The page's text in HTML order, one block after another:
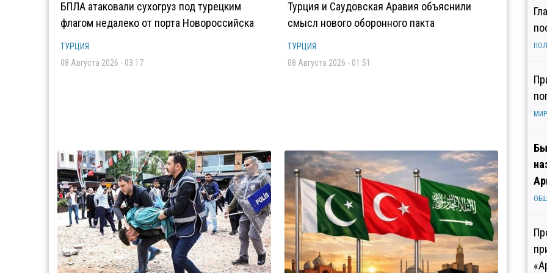
БПЛА атаковали сухогруз под турецким
флагом недалеко от порта Новороссийска
ТУРЦИЯ
08 Августа 2026 - 03:17
Турция и Саудовская Аравия объяснили
смысл нового оборонного пакта
ТУРЦИЯ
08 Августа 2026 - 01:51
МИР